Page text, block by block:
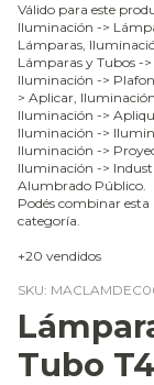
Válido para este
Iluminación ->
Lámparas,
Lámparas y Tubos -
Iluminación ->
> Aplicar,
Iluminación ->
Iluminación ->
Iluminación ->
Iluminación ->
Alumbrado Público.
Podés combinar
categoría.
+20 vendidos
SKU:
Tubo